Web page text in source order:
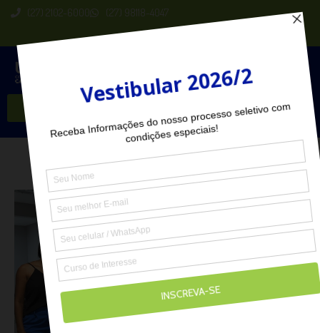
(27) 2102-6000 (27) 98118-4047
Seja Aluno